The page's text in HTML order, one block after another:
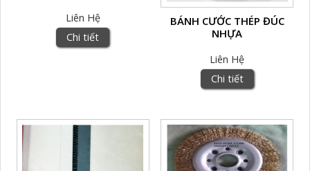
Liên Hệ
Chi tiết
BÁNH CƯỚC THÉP ĐÚC
NHỰA
Liên Hệ
Chi tiết